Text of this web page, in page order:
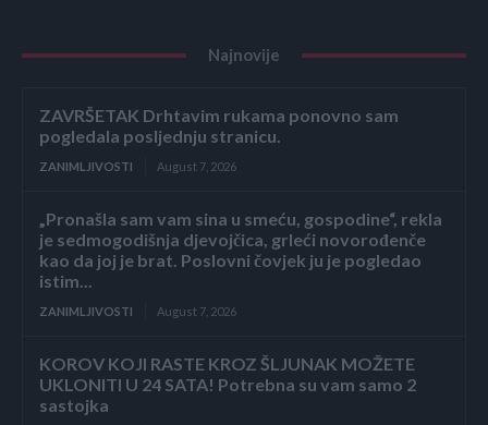
Najnovije
ZAVRŠETAK Drhtavim rukama ponovno sam
pogledala posljednju stranicu.
ZANIMLJIVOSTI August 7, 2026
„Pronašla sam vam sina u smeću, gospodine“, rekla
je sedmogodišnja djevojčica, grleći novorođenče
kao da joj je brat. Poslovni čovjek ju je pogledao
istim...
ZANIMLJIVOSTI August 7, 2026
KOROV KOJI RASTE KROZ ŠLJUNAK MOŽETE
UKLONITI U 24 SATA! Potrebna su vam samo 2
sastojka